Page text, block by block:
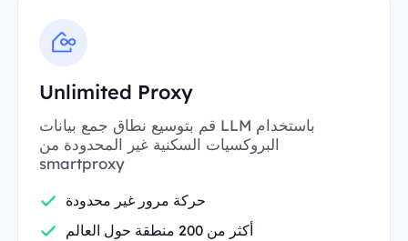
Unlimited Proxy
قم بتوسيع نطاق جمع بيانات LLM باستخدام
البروكسيات السكنية غير المحدودة من
smartproxy
حركة مرور غير محدودة
أكثر من 200 منطقة حول العالم